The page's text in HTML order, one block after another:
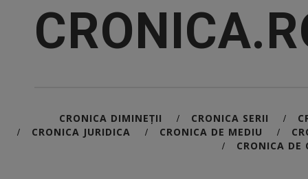
CRONICA DIMINEȚII / CRONICA SERII /
/ CRONICA JURIDICA / CRONICA DE MEDIU /
/ CRONICA DE